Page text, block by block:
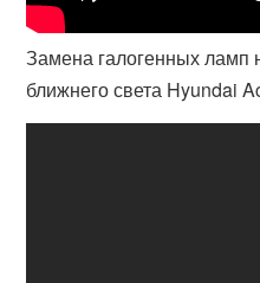
Замена галогенных
ближнего света Hyundai